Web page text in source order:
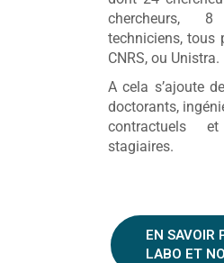
chercheurs,
techniciens, tous
CNRS, ou Unistra.
A cela s’ajoute
doctorants,
contractuels
stagiaires.
EN SAVOIR
LABO ET